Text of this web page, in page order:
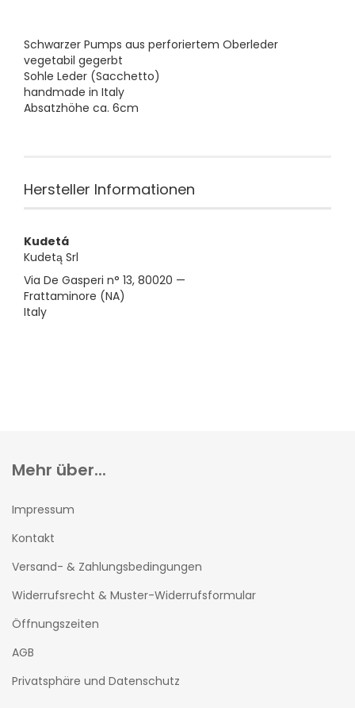
Schwarzer Pumps aus perforiertem Oberleder
vegetabil gegerbt
​Sohle Leder (Sacchetto)
handmade in Italy
Absatzhöhe ca. 6cm
Hersteller Informationen
Kudetá
Kudetą Srl
Via De Gasperi n° 13, 80020 —
Frattaminore (NA)
Italy
Mehr über...
Impressum
Kontakt
Versand- & Zahlungsbedingungen
Widerrufsrecht & Muster-Widerrufsformular
Öffnungszeiten
AGB
Privatsphäre und Datenschutz